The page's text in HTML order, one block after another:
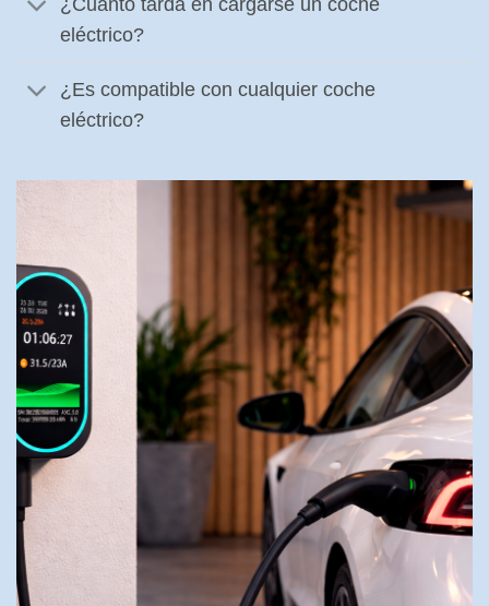
¿Cuánto tarda en cargarse un coche
eléctrico?
¿Es compatible con cualquier coche
eléctrico?